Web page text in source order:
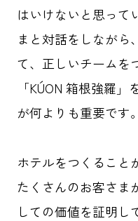
はいけないと思って
まと対話をしながら
て、正しいチームを
「KÚON 箱根強羅
が何よりも重要です。
ホテルをつくること
たくさんのお客さま
しての価値を証明し